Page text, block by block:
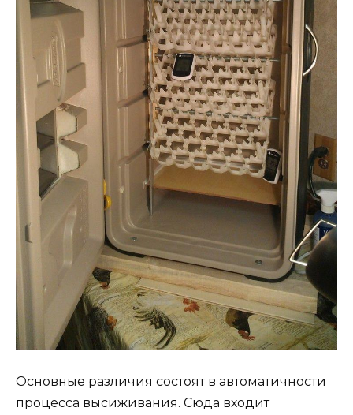
Основные различия состоят в автоматичности
процесса высиживания. Сюда входит